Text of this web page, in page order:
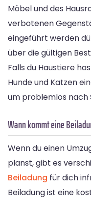
Möbel und des
verbotenen
eingeführt werden
über die gültigen
Falls du Haustiere
Hunde und Katzen
um problemlos nach
Wann kommt eine
Wenn du einen
planst, gibt es
Beiladung für dich
Beiladung ist eine